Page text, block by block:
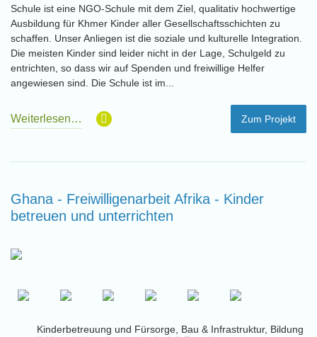
Schule ist eine NGO-Schule mit dem Ziel, qualitativ hochwertige
Ausbildung für Khmer Kinder aller Gesellschaftsschichten zu
schaffen. Unser Anliegen ist die soziale und kulturelle Integration.
Die meisten Kinder sind leider nicht in der Lage, Schulgeld zu
entrichten, so dass wir auf Spenden und freiwillige Helfer
angewiesen sind. Die Schule ist im...
Weiterlesen… Zum Projekt
Ghana - Freiwilligenarbeit Afrika - Kinder
betreuen und unterrichten
Kinderbetreuung und Fürsorge, Bau & Infrastruktur, Bildung